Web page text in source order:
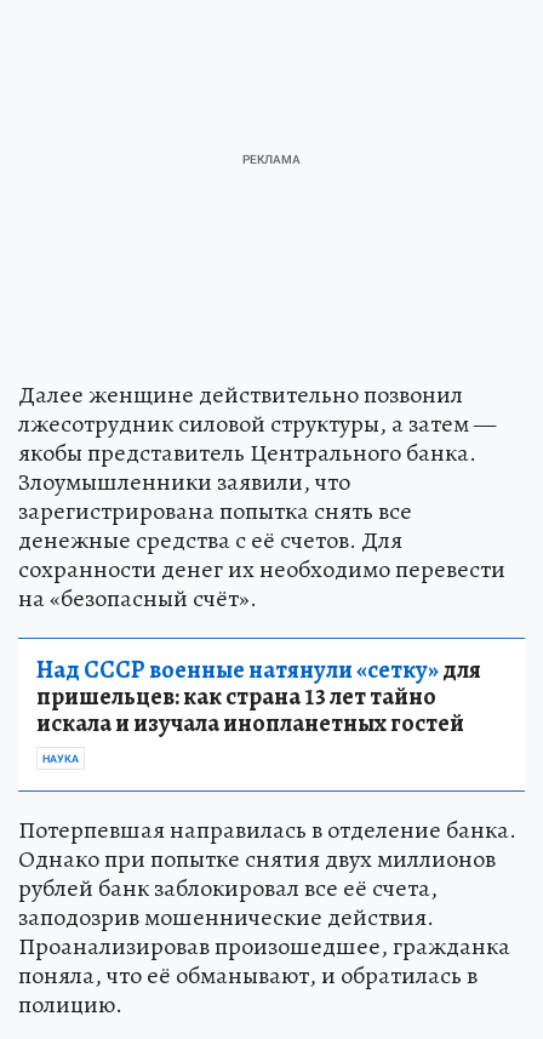
Далее женщине действительно позвонил
лжесотрудник силовой структуры, а затем —
якобы представитель Центрального банка.
Злоумышленники заявили, что
зарегистрирована попытка снять все
денежные средства с её счетов. Для
сохранности денег их необходимо перевести
на «безопасный счёт».
Над СССР военные натянули «сетку»для
пришельцев: как страна 13 лет тайно
искала и изучала инопланетных гостей
НАУКА
Потерпевшая направилась в отделение банка.
Однако при попытке снятия двух миллионов
рублей банк заблокировал все её счета,
заподозрив мошеннические действия.
Проанализировав произошедшее, гражданка
поняла, что её обманывают, и обратилась в
полицию.